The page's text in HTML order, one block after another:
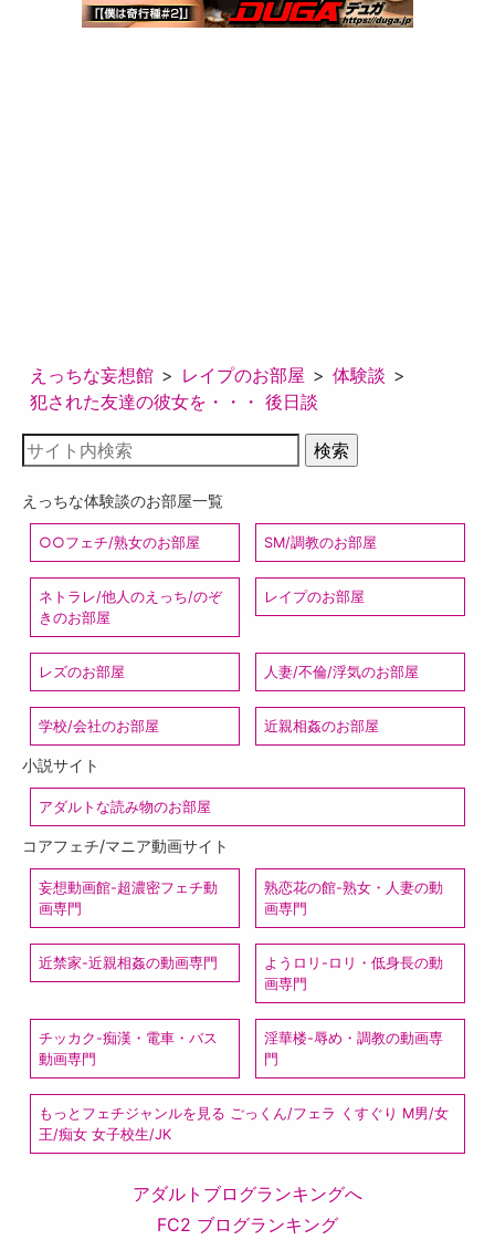
えっちな妄想館 レイプのお部屋
体験談
犯された友達の彼女を・・・ 後日談
えっちな体験談のお部屋一覧
○○フェチ/熟女のお部屋 SM/調教のお部屋
ネトラレ/他人のえっち/のぞ
きのお部屋
レイプのお部屋
レズのお部屋 人妻/不倫/浮気のお部屋
学校/会社のお部屋 近親相姦のお部屋
小説サイト
アダルトな読み物のお部屋
コアフェチ/マニア動画サイト
妄想動画館-超濃密フェチ動
画専門
熟恋花の館-熟女・人妻の動
画専門
近禁家-近親相姦の動画専門
ようロリ-ロリ・低身長の動
画専門
チッカク-痴漢・電車・バス
動画専門
淫華楼-辱め・調教の動画専
門
もっとフェチジャンルを見る ごっくん/フェラ くすぐり M男/女
王/痴女 女子校生/JK
アダルトブログランキングへ
FC2 ブログランキング